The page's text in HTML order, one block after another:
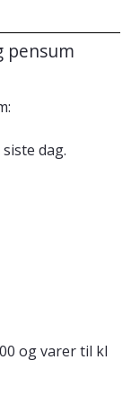
pensum
dag.
og varer til kl